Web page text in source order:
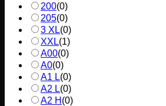
200(0)
205(0)
3 XL(0)
XXL(1)
A00(0)
A0(0)
A1 L(0)
A2 L(0)
A2 H (0)